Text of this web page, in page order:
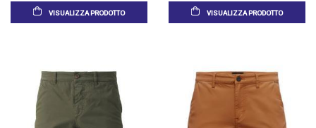
VISUALIZZA PRODOTTO VISUALIZZA PRODOTTO